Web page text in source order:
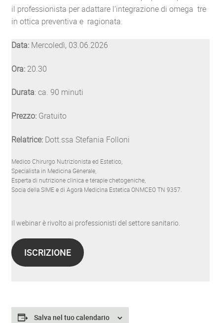
il professionista per adattare l’integrazione di omega tre
in ottica preventiva e ragionata.
Data:Mercoledì, 03.06.2026
Ora:20.30
Durata: ca. 90 minuti
Prezzo:Gratuito
Relatrice:Dott.ssa Stefania Folloni
Medico Chirurgo Nutrizionista ed Estetico,
Specialista in Medicina Generale,
Esperta di nutrizione clinica e terapie chetogeniche,
Socia della SIME e di Agorà Medicina Estetica ONMCEO TN 9357.
Il webinar è rivolto ai professionisti del settore sanitario.
ISCRIZIONE
Salva nel tuo calendario